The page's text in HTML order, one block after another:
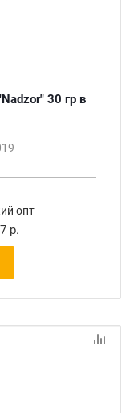
30 гр в
опт
р.